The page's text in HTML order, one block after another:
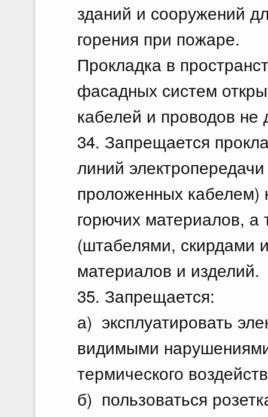
зданий и сооружений
горения при пожаре.
Прокладка в
фасадных систем
кабелей и проводов не
34. Запрещается
линий
проложенных кабелем)
горючих материалов,
(штабелями, скирдами
материалов и изделий.
35. Запрещается:
а) эксплуатировать
видимыми
термического
б) пользоваться